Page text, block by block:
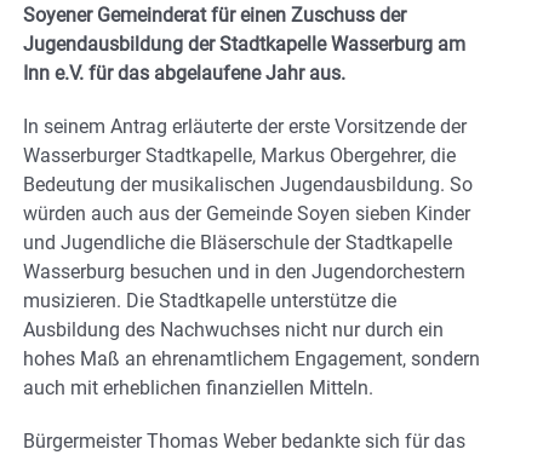
Soyener Gemeinderat für einen Zuschuss der
Jugendausbildung der Stadtkapelle Wasserburg am
Inn e.V. für das abgelaufene Jahr aus.
In seinem Antrag erläuterte der erste Vorsitzende der
Wasserburger Stadtkapelle, Markus Obergehrer, die
Bedeutung der musikalischen Jugendausbildung. So
würden auch aus der Gemeinde Soyen sieben Kinder
und Jugendliche die Bläserschule der Stadtkapelle
Wasserburg besuchen und in den Jugendorchestern
musizieren. Die Stadtkapelle unterstütze die
Ausbildung des Nachwuchses nicht nur durch ein
hohes Maß an ehrenamtlichem Engagement, sondern
auch mit erheblichen finanziellen Mitteln.
Bürgermeister Thomas Weber bedankte sich für das